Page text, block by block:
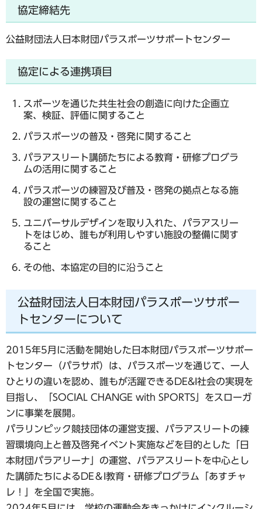
協定締結先
公益財団法人日本財団パラスポーツサポートセンター
協定による連携項目
スポーツを通じた共生社会の創造に向けた企画立
案、検証、評価に関すること
パラスポーツの普及・啓発に関すること
パラアスリート講師たちによる教育・研修プログラ
ムの活用に関すること
パラスポーツの練習及び普及・啓発の拠点となる施
設の運営に関すること
ユニバーサルデザインを取り入れた、パラアスリー
トをはじめ、誰もが利用しやすい施設の整備に関す
ること
その他、本協定の目的に沿うこと
公益財団法人日本財団パラスポーツサポー
トセンターについて
2015年5月に活動を開始した日本財団パラスポーツサポー
トセンター（パラサポ）は、パラスポーツを通じて、一人
ひとりの違いを認め、誰もが活躍できるDE&I社会の実現を
目指し、「SOCIAL CHANGE with SPORTS」をスローガ
ンに事業を展開。
パラリンピック競技団体の運営支援、パラアスリートの練
習環境向上と普及啓発イベント実施などを目的とした「日
本財団パラアリーナ」の運営、パラアスリートを中心とし
た講師たちによるDE＆I教育・研修プログラム「あすチャ
レ！」を全国で実施。